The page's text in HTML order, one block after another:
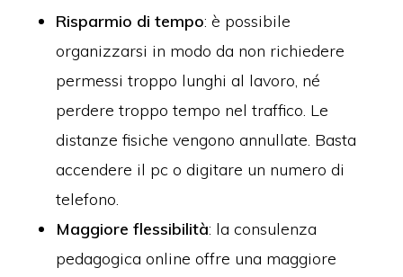
Risparmio di tempo: è possibile
organizzarsi in modo da non richiedere
permessi troppo lunghi al lavoro, né
perdere troppo tempo nel traffico. Le
distanze fisiche vengono annullate. Basta
accendere il pc o digitare un numero di
telefono.
Maggiore flessibilità: la consulenza
pedagogica online offre una maggiore